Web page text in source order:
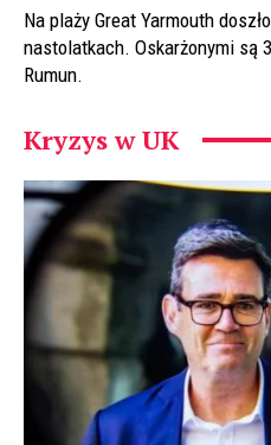
Na plaży Great Yarmouth
nastolatkach. Oskarżonymi są
Rumun.
Kryzys w UK